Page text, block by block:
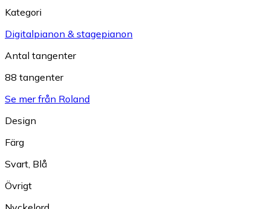
Kategori
Digitalpianon & stagepianon
Antal tangenter
88 tangenter
Se mer från Roland
Design
Färg
Svart, Blå
Övrigt